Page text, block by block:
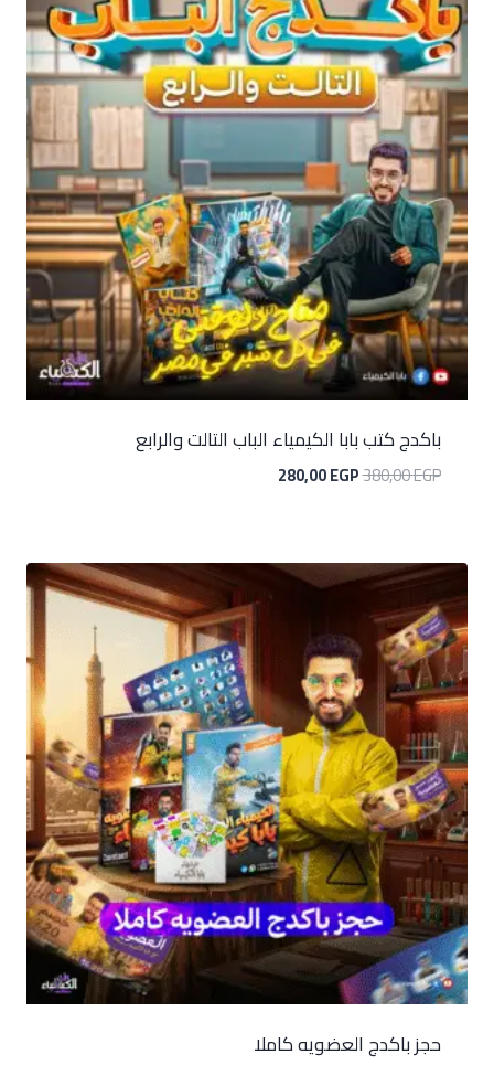
باكدج كتب بابا الكيمياء الباب التالت والرابع
380,00EGP
280,00EGP
حجز باكدج العضويه كاملا